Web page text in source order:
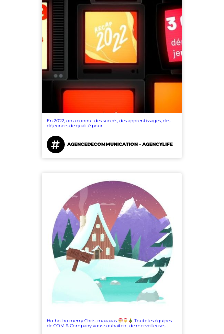
En 2022, on a connu : des succès, des apprentissages, des
déjeuners de qualité pour …
AGENCEDECOMMUNICATION · AGENCYLIFE
Ho-ho-ho merry Christmaaaaas
Toute les équipes
de COM & Company vous souhaitent de merveilleuses …